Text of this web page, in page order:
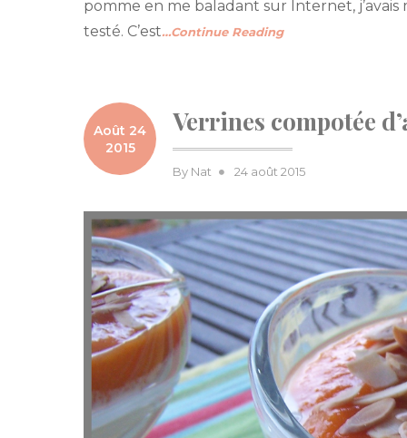
pomme en me baladant sur Internet, j’avais
testé. C’est…Continue Reading
Août 24
2015
Verrines compotée
By Nat
Posted
24 août 2015